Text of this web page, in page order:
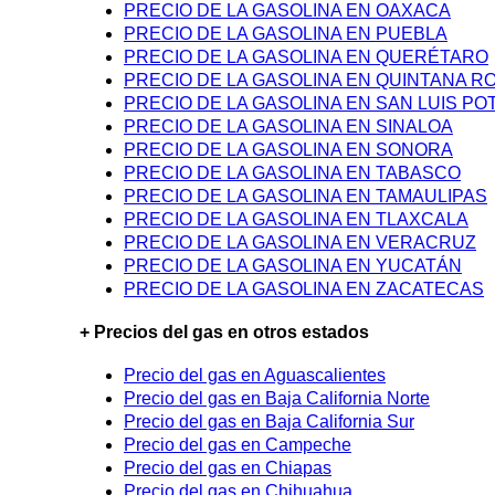
PRECIO DE LA GASOLINA EN OAXACA
PRECIO DE LA GASOLINA EN PUEBLA
PRECIO DE LA GASOLINA EN QUERÉTARO
PRECIO DE LA GASOLINA EN QUINTANA
PRECIO DE LA GASOLINA EN SAN LUIS
PRECIO DE LA GASOLINA EN SINALOA
PRECIO DE LA GASOLINA EN SONORA
PRECIO DE LA GASOLINA EN TABASCO
PRECIO DE LA GASOLINA EN TAMAULIPAS
PRECIO DE LA GASOLINA EN TLAXCALA
PRECIO DE LA GASOLINA EN VERACRUZ
PRECIO DE LA GASOLINA EN YUCATÁN
PRECIO DE LA GASOLINA EN ZACATECAS
+ Precios del gas en otros estados
Precio del gas en Aguascalientes
Precio del gas en Baja California Norte
Precio del gas en Baja California Sur
Precio del gas en Campeche
Precio del gas en Chiapas
Precio del gas en Chihuahua